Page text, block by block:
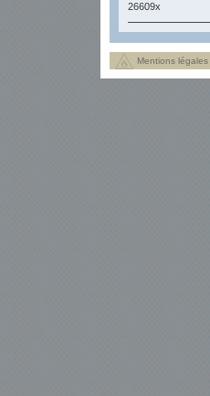
26609x
Mentions légales